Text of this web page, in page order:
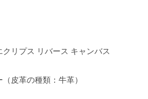
リプス リバース キャンバス
皮革の種類：牛革）